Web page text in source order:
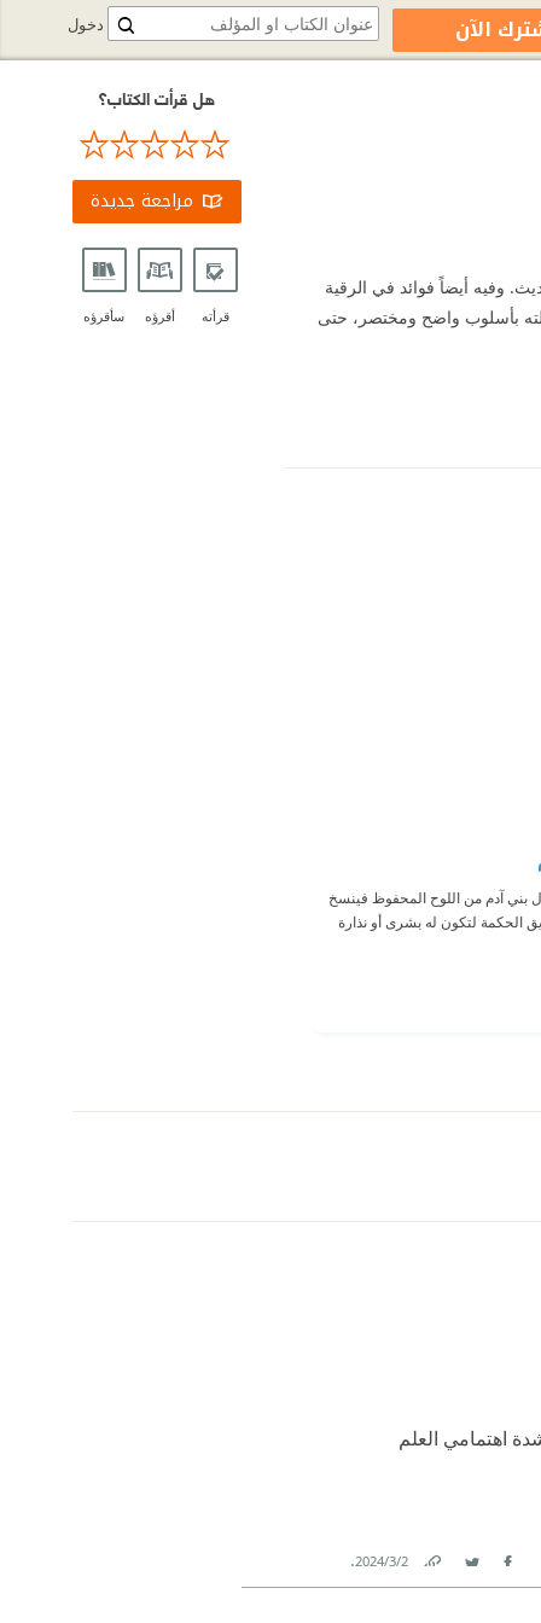
‏وفيه أيضاً فوائد في الرقية
بأسلوب واضح ومختصر، ‏حتى
بني آدم من اللوح المحفوظ فينسخ
الحكمة لتكون له بشرى أو نذارة
هل قرأت الكتاب؟
مراجعة جديدة
قرأته أقرؤه سأقرؤه
اهتمامي العلم
Facebook
Twitter
Link
2‏/3‏/2024
.
دخول الآن